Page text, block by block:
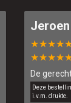
Jeroen
De
Deze
i.v.m. drukte.